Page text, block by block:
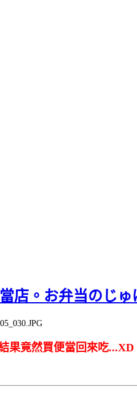
店。お弁当のじゅ
果竟然買便當回來吃...XD